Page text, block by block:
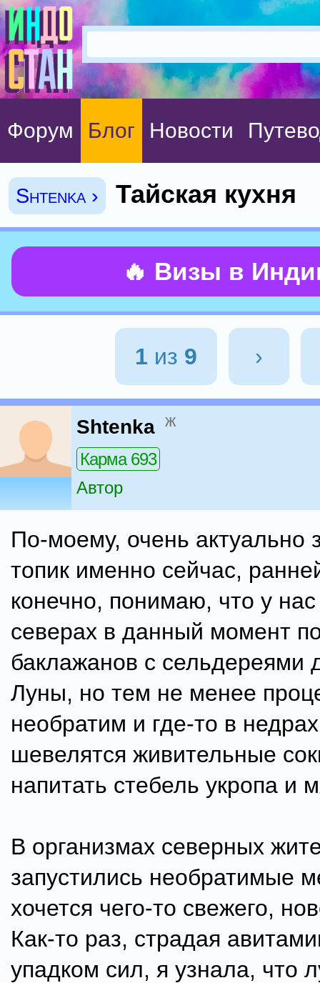
Форум Блог Новости
Shtenka › Тайская кухня
🔥 Визы в
1 из 9 ›
Shtenka ж
Карма 693
Автор
По-моему, очень актуально
топик именно сейчас,
конечно, понимаю, что у
северах в данный момент
баклажанов с сельдереями
Луны, но тем не менее
необратим и где-то в
шевелятся живительные
напитать стебель укропа и
В организмах северных
запустились необратимые
хочется чего-то свежего,
Как-то раз, страдая
упадком сил, я узнала, что